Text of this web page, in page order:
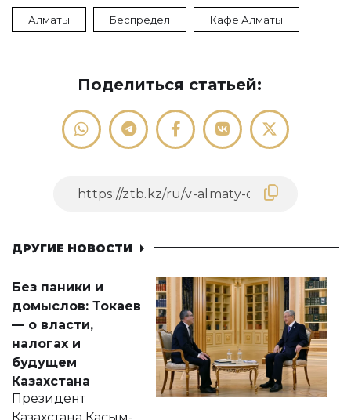
Алматы Беспредел Кафе Алматы
Поделиться статьей:
ДРУГИЕ НОВОСТИ
Без паники и
домыслов: Токаев
— о власти,
налогах и
будущем
Казахстана
Президент